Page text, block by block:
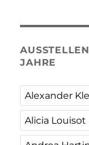
JAHRE
Alexander
Alicia Louisot